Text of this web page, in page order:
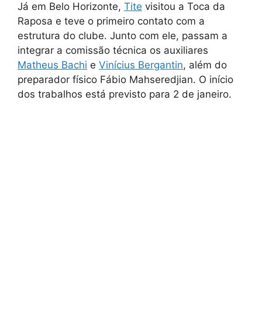
Já em Belo Horizonte, Tite visitou a Toca da
Raposa e teve o primeiro contato com a
estrutura do clube. Junto com ele, passam a
integrar a comissão técnica os auxiliares
Matheus Bachi e Vinícius Bergantin, além do
preparador físico Fábio Mahseredjian. O início
dos trabalhos está previsto para 2 de janeiro.